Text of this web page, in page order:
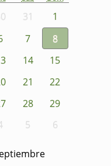
31
1
7
8
14
15
21
22
28
29
5 6